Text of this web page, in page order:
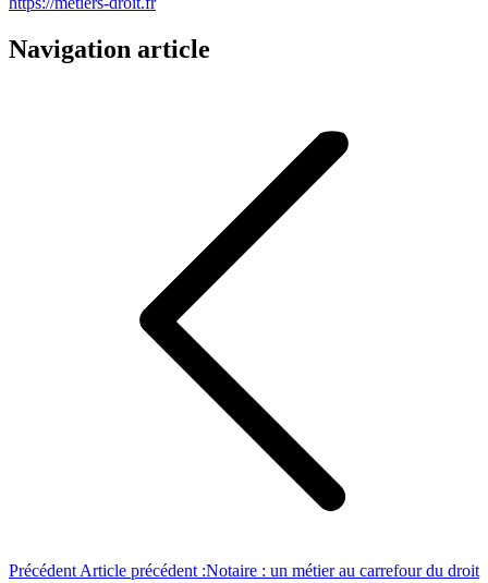
Navigation article
Précédent Article précédent :Notaire : un métier au carrefour du droit